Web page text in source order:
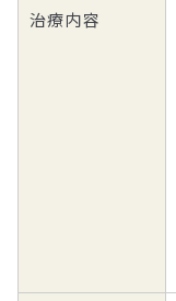
治療内容